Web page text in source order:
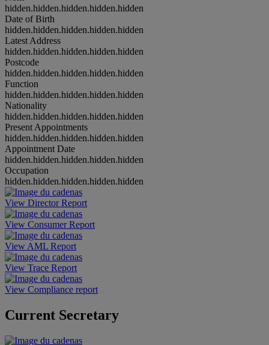
hidden.hidden.hidden.hidden.hidden
Date of Birth
hidden.hidden.hidden.hidden.hidden
Latest Address
hidden.hidden.hidden.hidden.hidden
Postcode
hidden.hidden.hidden.hidden.hidden
Function
hidden.hidden.hidden.hidden.hidden
Nationality
hidden.hidden.hidden.hidden.hidden
Present Appointments
hidden.hidden.hidden.hidden.hidden
Appointment Date
hidden.hidden.hidden.hidden.hidden
Occupation
hidden.hidden.hidden.hidden.hidden
View Director Report
View Consumer Report
View AML Report
View Trace Report
View Compliance report
Current Secretary